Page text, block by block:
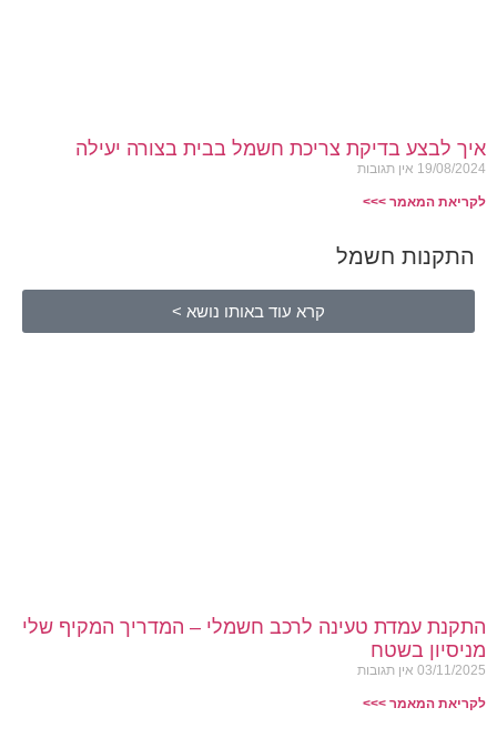
איך לבצע בדיקת צריכת חשמל בבית בצורה יעילה
19/08/2024 אין תגובות
לקריאת המאמר >>>
התקנות חשמל
קרא עוד באותו נושא >
התקנת עמדת טעינה לרכב חשמלי – המדריך המקיף שלי
מניסיון בשטח
03/11/2025 אין תגובות
לקריאת המאמר >>>